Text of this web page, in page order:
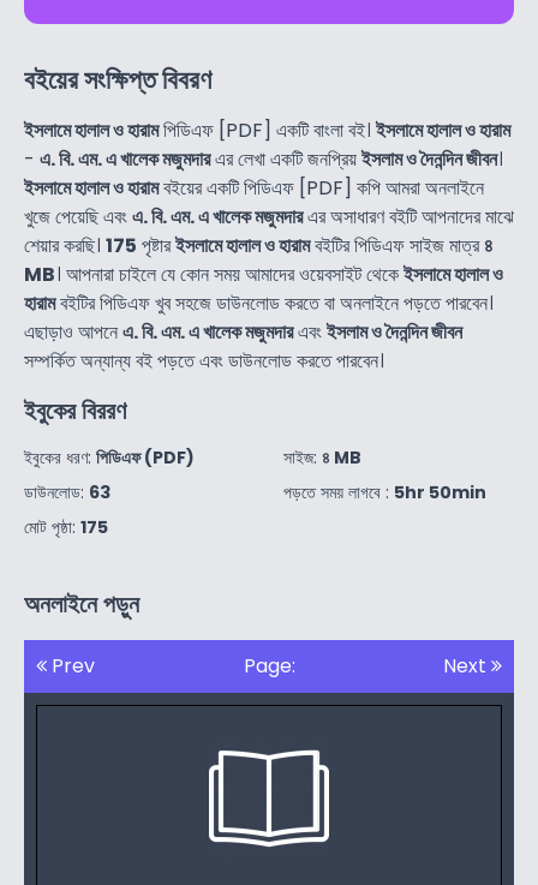
বইয়ের সংক্ষিপ্ত বিবরণ
ইসলামে হালাল ও হারামপিডিএফ [PDF] একটি বাংলা বই। ইসলামে হালাল ও হারাম
- এ. বি. এম. এ খালেক মজুমদারএর লেখা একটি জনপ্রিয়ইসলাম ও দৈনন্দিন জীবন।
ইসলামে হালাল ও হারামবইয়ের একটি পিডিএফ [PDF] কপি আমরা অনলাইনে
খুজে পেয়েছি এবংএ. বি. এম. এ খালেক মজুমদারএর অসাধারণ বইটি আপনাদের মাঝে
শেয়ার করছি। 175 পৃষ্টারইসলামে হালাল ও হারামবইটির পিডিএফ সাইজ মাত্র৪
MB। আপনারা চাইলে যে কোন সময় আমাদের ওয়েবসাইট থেকেইসলামে হালাল ও
হারামবইটির পিডিএফ খুব সহজে ডাউনলোড করতে বা অনলাইনে পড়তে পারবেন।
এছাড়াও আপনেএ. বি. এম. এ খালেক মজুমদারএবংইসলাম ও দৈনন্দিন জীবন
সম্পর্কিত অন্যান্য বই পড়তে এবং ডাউনলোড করতে পারবেন।
ইবুকের বিররণ
ইবুকের ধরণ: পিডিএফ (PDF)
ডাউনলোড: 63
মোট পৃষ্ঠা: 175
সাইজ: ৪ MB
পড়তে সময় লাগবে : 5hr 50min
অনলাইনে পড়ুন
Prev Page: Next